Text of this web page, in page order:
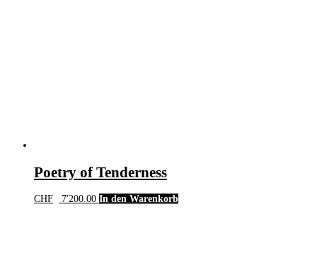
Poetry of Tenderness
CHF 7'200.00 In den Warenkorb